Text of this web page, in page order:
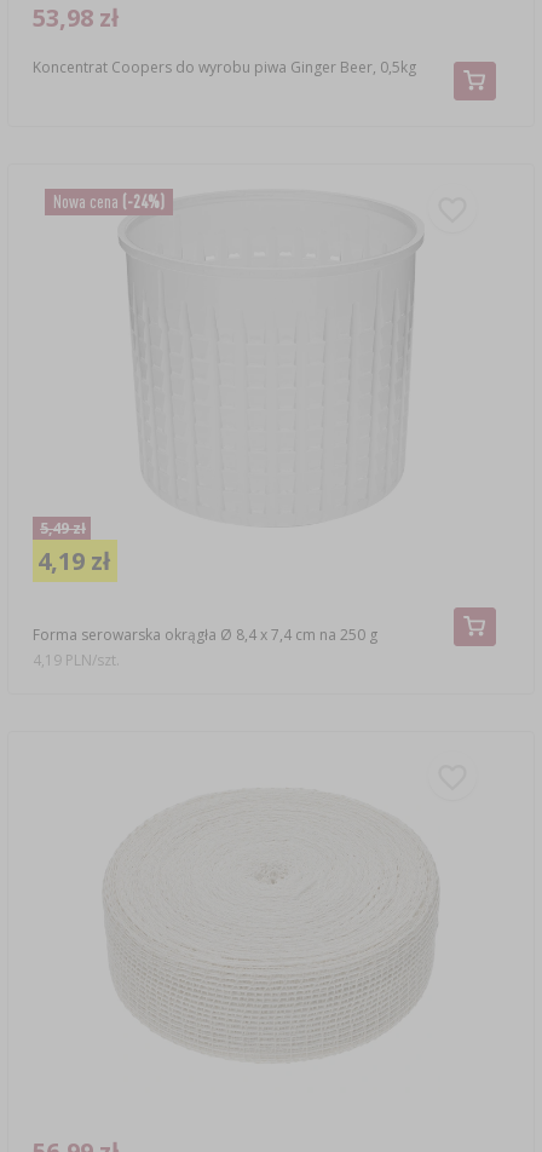
Koncentrat Coopers do wyrobu piwa Ginger Beer, 0,5kg
53,98 zł
Nowa cena (-24%)
Forma serowarska okrągła Ø 8,4 x 7,4 cm na 250 g
5,49 zł
4,19 zł
4,19 PLN/szt.